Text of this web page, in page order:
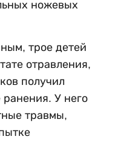
ножевых
трое детей
отравления,
получил
У него
травмы,